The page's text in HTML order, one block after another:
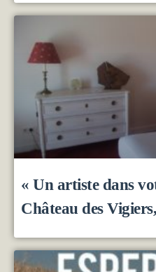
« Un artiste dans
Château des